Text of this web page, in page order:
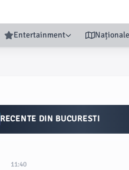
Entertainment Naționale
RECENTE DIN BUCURESTI
11:40